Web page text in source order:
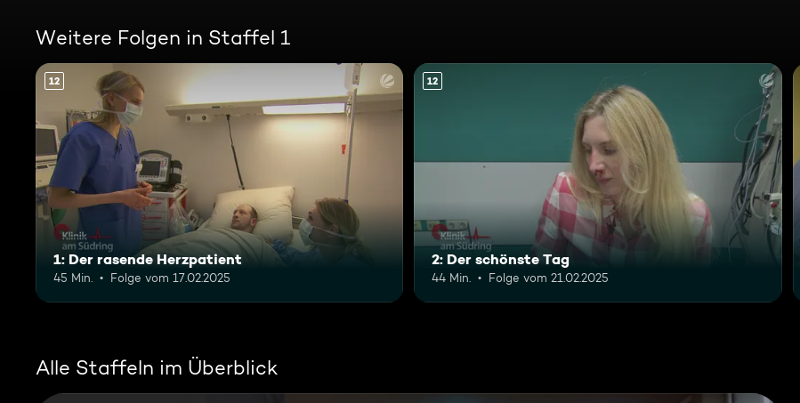
Weitere Folgen in Staffel 1
12
1: Der rasende Herzpatient
45 Min. Folge vom 17.02.2025
12
2: Der schönste Tag
44 Min. Folge vom 21.02.2025
Alle Staffeln im Überblick